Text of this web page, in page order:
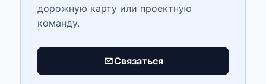
дорожную карту или проектную
команду.
Связаться